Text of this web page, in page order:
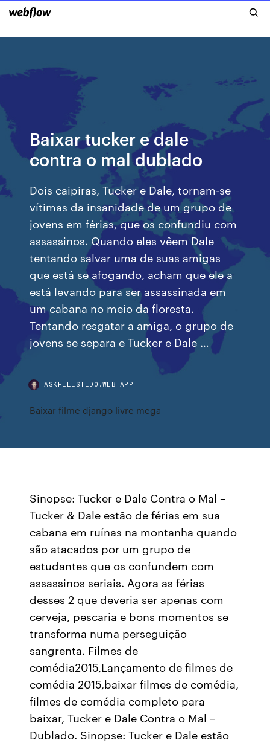
Baixar tucker e dale
contra o mal dublado
Dois caipiras, Tucker e Dale, tornam-se
vítimas da insanidade de um grupo de
jovens em férias, que os confundiu com
assassinos. Quando eles vêem Dale
tentando salvar uma de suas amigas
que está se afogando, acham que ele a
está levando para ser assassinada em
um cabana no meio da floresta.
Tentando resgatar a amiga, o grupo de
jovens se separa e Tucker e Dale …
ASKFILESTEDO.WEB.APP
Baixar filme django livre mega
Sinopse: Tucker e Dale Contra o Mal –
Tucker & Dale estão de férias em sua
cabana em ruínas na montanha quando
são atacados por um grupo de
estudantes que os confundem com
assassinos seriais. Agora as férias
desses 2 que deveria ser apenas com
cerveja, pescaria e bons momentos se
transforma numa perseguição
sangrenta. Filmes de
comédia2015,Lançamento de filmes de
comédia 2015,baixar filmes de comédia,
filmes de comédia completo para
baixar, Tucker e Dale Contra o Mal –
Dublado. Sinopse: Tucker e Dale estão